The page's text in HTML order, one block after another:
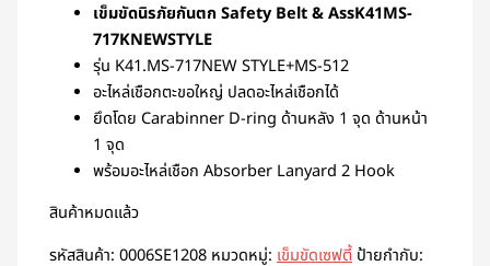
เข็มขัดนิรภัยกันตก Safety Belt & AssK41MS-
717KNEWSTYLE
รุ่น K41.MS-717NEW STYLE+MS-512
อะไหล่เชือกตะขอใหญ่ ปลดอะไหล่เชือกได้
ยึดโดย Carabinner D-ring ด้านหลัง 1 จุด ด้านหน้า
1 จุด
พร้อมอะไหล่เชือก Absorber Lanyard 2 Hook
สินค้าหมดแล้ว
รหัสสินค้า:0006SE1208 หมวดหมู่:เข็มขัดเซฟตี้ ป้ายกำกับ: